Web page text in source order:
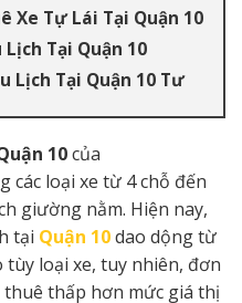
Xe Tự Lái Tại Quận 10
Tại Quận 10
Lịch Tại Quận 10 Tư
10của
các loại xe từ 4 chỗ đến
giường nằm. Hiện nay,
tại Quận 10dao dộng từ
tùy loại xe, tuy nhiên, đơn
thấp hơn mức giá thị